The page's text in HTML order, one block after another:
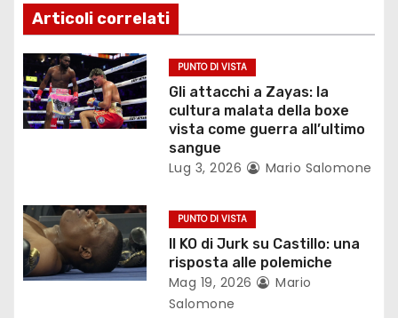
i
o
n
r
t
Articoli correlati
PUNTO DI VISTA
Gli attacchi a Zayas: la
cultura malata della boxe
vista come guerra all’ultimo
sangue
Lug 3, 2026 Mario Salomone
PUNTO DI VISTA
Il KO di Jurk su Castillo: una
risposta alle polemiche
Mag 19, 2026
Mario
Salomone